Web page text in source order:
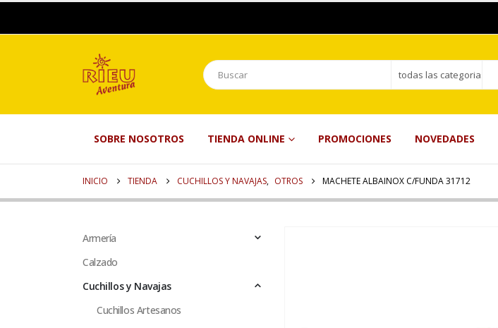
todas las categorias
SOBRE NOSOTROS TIENDA ONLINE PROMOCIONES NOVEDADES
INICIO TIENDA CUCHILLOS Y NAVAJAS, OTROS MACHETE ALBAINOX C/FUNDA 31712
Armería
Calzado
Cuchillos y Navajas
Cuchillos Artesanos